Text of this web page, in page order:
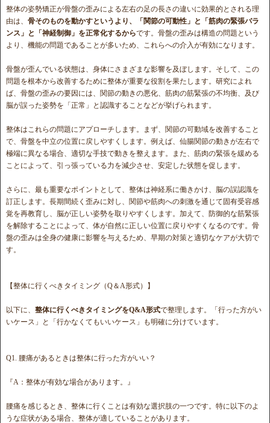
整体の姿勢矯正が骨盤の歪みによる左右の足の長さの違いに効果的とされる理
由は、 骨そのものを動かすというより、「関節の可動性」と「筋肉の緊張バラ
ンス」と「神経制御」を正常化するからです。骨盤の歪みは構造の問題という
より、機能の問題であることが多いため、これらへの介入が有効になります。
骨盤が歪んでいる状態は、身体にさまざまな影響を及ぼします。そして、この
問題を根本から改善するために整体が重要な役割を果たします。研究によれ
ば、骨盤の歪みの要因には、関節の動きの悪化、筋肉の筋緊張の不均衡、及び
脳が誤った姿勢を「正常」と認識することなどが挙げられます。
整体はこれらの問題にアプローチします。まず、関節の可動域を改善すること
で、骨盤を中立の位置に戻しやすくします。例えば、仙腸関節の動きが左右で
極端に異なる場合、適切な手技で動きを整えます。また、筋肉の緊張を緩める
ことによって、引っ張っている力を減少させ、安定した状態を促します。
さらに、最も重要なポイントとして、整体は神経系に働きかけ、脳の誤認識を
訂正します。長期間続く歪みに対し、関節や筋肉への刺激を通じて固有受容感
覚を再教育し、脳が正しい姿勢を取りやすくします。加えて、防御的な筋緊張
を解除することによって、体が自然に正しい位置に戻りやすくなるのです。骨
盤の歪みは全身の健康に影響を与えるため、早期の対策と適切なケアが大切で
す。
【整体に行くべきタイミング（Q＆A形式）】
以下に、 整体に行くべきタイミングをQ&A形式で整理します。「行った方がい
いケース」と「行かなくてもいいケース」も明確に分けています。
Q1. 腰痛があるときは整体に行った方がいい？
『A：整体が有効な場合があります。』
腰痛を感じるとき、整体に行くことは有効な選択肢の一つです。特に以下のよ
うな症状がある場合、整体が適していることがあります。